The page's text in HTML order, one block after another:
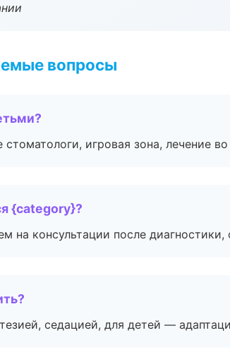
вопросы
стоматологи, игровая зона, лечение во
{category}?
на консультации после диагностики,
седацией, для детей —